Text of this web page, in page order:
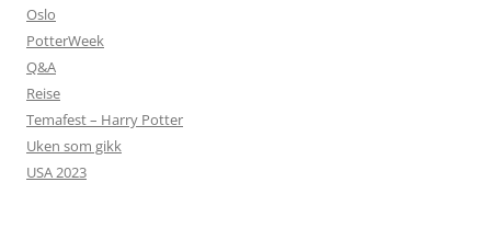
Oslo
PotterWeek
Q&A
Reise
Temafest – Harry Potter
Uken som gikk
USA 2023